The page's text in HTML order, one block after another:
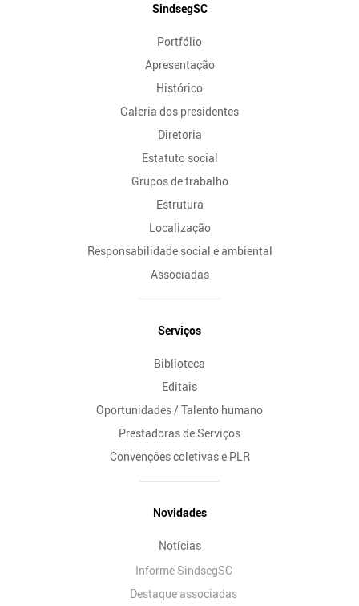
SindsegSC
Portfólio
Apresentação
Histórico
Galeria dos presidentes
Diretoria
Estatuto social
Grupos de trabalho
Estrutura
Localização
Responsabilidade social e ambiental
Associadas
Serviços
Biblioteca
Editais
Oportunidades / Talento humano
Prestadoras de Serviços
Convenções coletivas e PLR
Novidades
Notícias
Informe SindsegSC
Destaque associadas